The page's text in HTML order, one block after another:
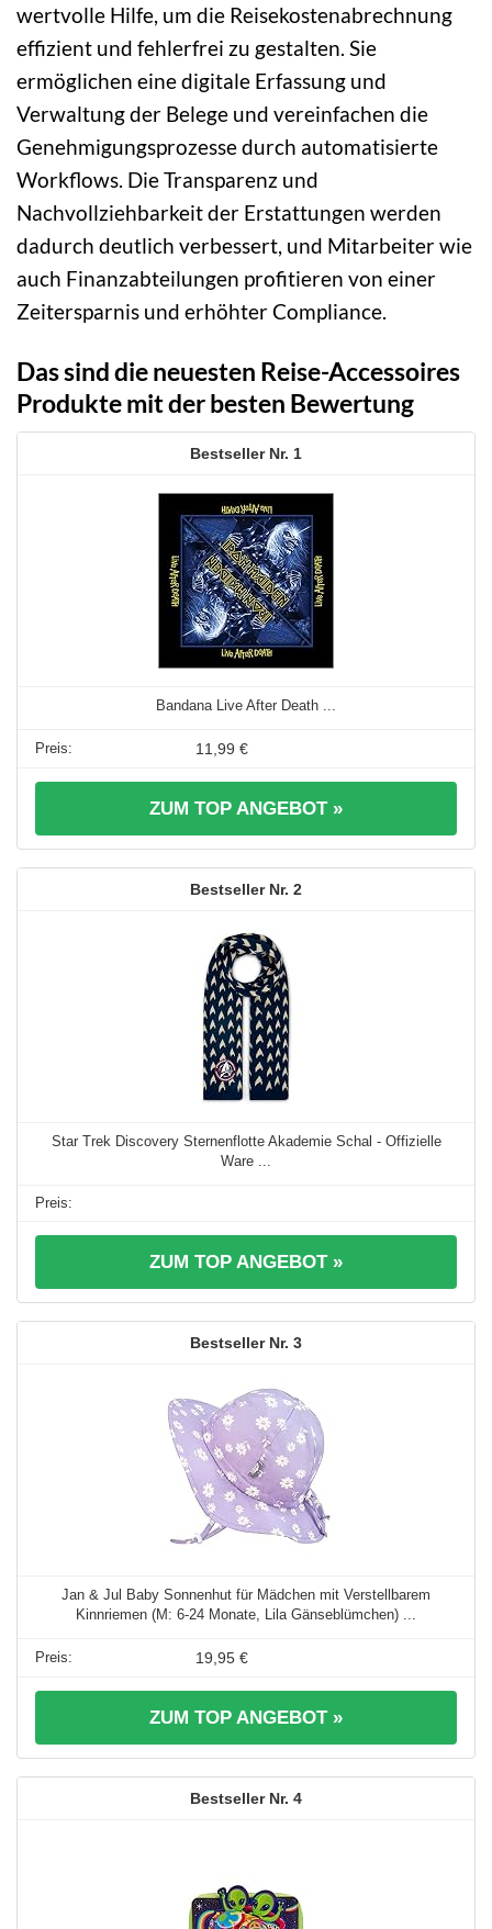
wertvolle Hilfe, um die Reisekostenabrechnung
effizient und fehlerfrei zu gestalten. Sie
ermöglichen eine digitale Erfassung und
Verwaltung der Belege und vereinfachen die
Genehmigungsprozesse durch automatisierte
Workflows. Die Transparenz und
Nachvollziehbarkeit der Erstattungen werden
dadurch deutlich verbessert, und Mitarbeiter wie
auch Finanzabteilungen profitieren von einer
Zeitersparnis und erhöhter Compliance.
Das sind die neuesten Reise-Accessoires
Produkte mit der besten Bewertung
1
Bandana Live After Death ...
11,99 €
ZUM TOP ANGEBOT »
2
Star Trek Discovery Sternenflotte Akademie Schal - Offizielle
Ware ...
ZUM TOP ANGEBOT »
3
Jan & Jul Baby Sonnenhut für Mädchen mit Verstellbarem
Kinnriemen (M: 6-24 Monate, Lila Gänseblümchen) ...
19,95 €
ZUM TOP ANGEBOT »
4